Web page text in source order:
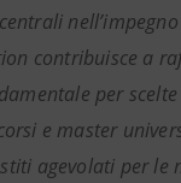
contribuisce a
per
e master
agevolati per le